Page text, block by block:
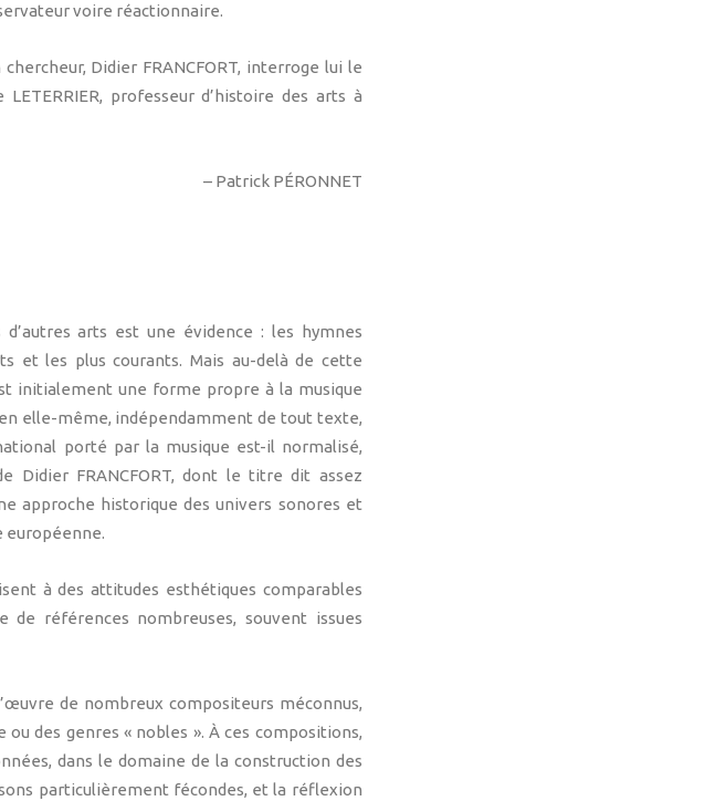
voire réactionnaire.
Didier FRANCFORT, interroge lui le
professeur d’histoire des arts à
– Patrick PÉRONNET
arts est une évidence : les hymnes
et les plus courants. Mais au-delà de cette
initialement une forme propre à la musique
elle-même, indépendamment de tout texte,
porté par la musique est-il normalisé,
Didier FRANCFORT, dont le titre dit assez
approche historique des univers sonores et
européenne.
à des attitudes esthétiques comparables
de références nombreuses, souvent issues
de nombreux compositeurs méconnus,
des genres « nobles ». À ces compositions,
dans le domaine de la construction des
particulièrement fécondes, et la réflexion